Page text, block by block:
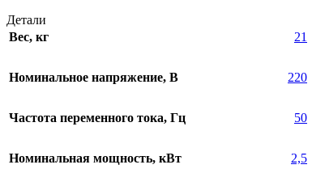
Детали
Вес, кг
21
Номинальное напряжение, В 220
Частота переменного тока, Гц 50
Номинальная мощность, кВт 2,5